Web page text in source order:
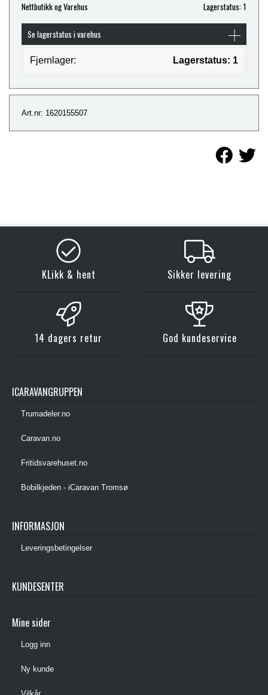
Nettbutikk og Varehus Lagerstatus: 1
Se lagerstatus i varehus
Fjernlager: Lagerstatus: 1
Art.nr: 1620155507
KLikk & hent Sikker levering
14 dagers retur God kundeservice
ICARAVANGRUPPEN
Trumadeler.no
Caravan.no
Fritidsvarehuset.no
Bobilkjeden - iCaravan Tromsø
INFORMASJON
Leveringsbetingelser
KUNDESENTER
Mine sider
Logg inn
Ny kunde